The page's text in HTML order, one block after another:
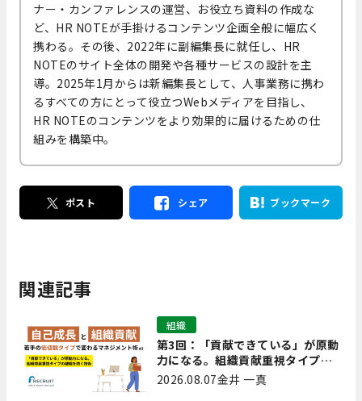
ナー・カンファレンスの運営、お役立ち資料の作成な
ど、HR NOTEが手掛けるコンテンツ企画全般に幅広く
携わる。その後、2022年に副編集長に就任し、HR
NOTEのサイト全体の開発や各種サービスの設計を主
導。2025年1月からは新編集長として、人事業務に携わ
るすべての方にとって役立つWebメディアを目指し、
HR NOTEのコンテンツをより効果的に届けるための仕
組みを構築中。
ポスト シェア ブックマーク
関連記事
第3回：「貢献できている」が原動
力になる。組織貢献重視タイプの
離職を防ぐ技術
組織
2026.08.07金井 一真